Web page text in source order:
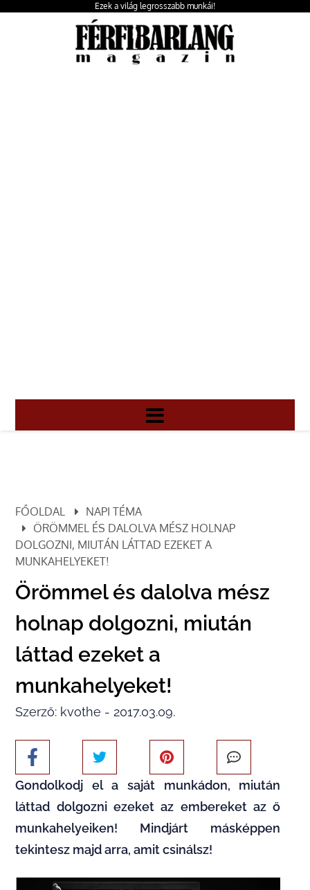
Ezek a világ legrosszabb munkái!
FŐOLDAL
NAPI TÉMA
ÖRÖMMEL ÉS DALOLVA MÉSZ HOLNAP
DOLGOZNI, MIUTÁN LÁTTAD EZEKET A
MUNKAHELYEKET!
Örömmel és dalolva mész
holnap dolgozni, miután
láttad ezeket a
munkahelyeket!
Szerző: kvothe - 2017.03.09.
Gondolkodj el a saját munkádon, miután
láttad dolgozni ezeket az embereket az ő
munkahelyeiken! Mindjárt másképpen
tekintesz majd arra, amit csinálsz!